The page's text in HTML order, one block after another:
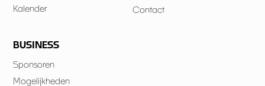
Kalender
Contact
BUSINESS
Sponsoren
Mogelijkheden